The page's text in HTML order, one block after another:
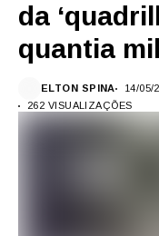
da
quantia
ELTON SPINA 14/05/
262 VISUALIZAÇÕES